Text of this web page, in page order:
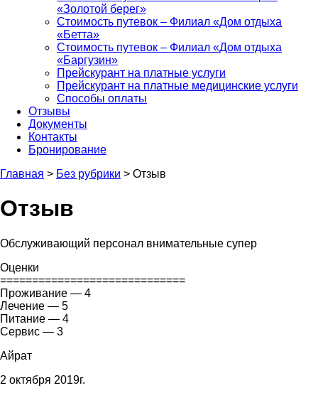
«Золотой берег»
Стоимость путевок – Филиал «Дом отдыха
«Бетта»
Стоимость путевок – Филиал «Дом отдыха
«Баргузин»
Прейскурант на платные услуги
Прейскурант на платные медицинские услуги
Способы оплаты
Отзывы
Документы
Контакты
Бронирование
Главная > Без рубрики > Отзыв
Отзыв
Обслуживающий персонал внимательные супер
Оценки
=============================
Проживание — 4
Лечение — 5
Питание — 4
Сервис — 3
Айрат
2 октября 2019г.